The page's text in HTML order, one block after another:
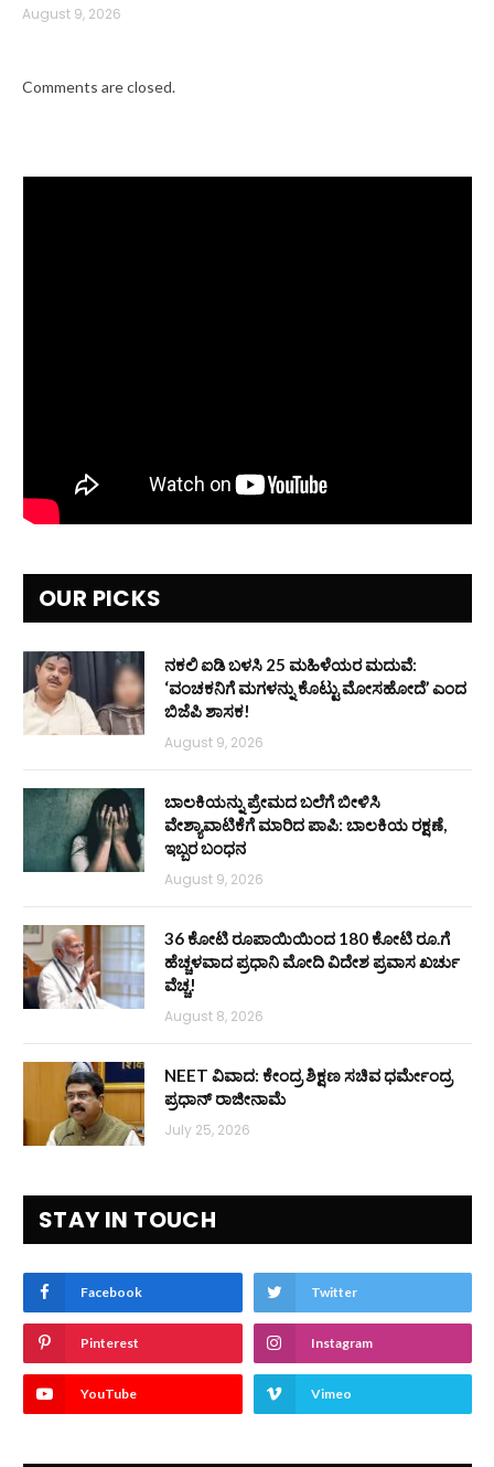
August 9, 2026
Comments are closed.
OUR PICKS
ನಕಲಿ ಐಡಿ ಬಳಸಿ 25 ಮಹಿಳೆಯರ ಮದುವೆ:
‘ವಂಚಕನಿಗೆ ಮಗಳನ್ನು ಕೊಟ್ಟು ಮೋಸಹೋದೆ’ ಎಂದ
ಬಿಜೆಪಿ ಶಾಸಕ!
August 9, 2026
ಬಾಲಕಿಯನ್ನು ಪ್ರೇಮದ ಬಲೆಗೆ ಬೀಳಿಸಿ
ವೇಶ್ಯಾವಾಟಿಕೆಗೆ ಮಾರಿದ ಪಾಪಿ: ಬಾಲಕಿಯ ರಕ್ಷಣೆ,
ಇಬ್ಬರ ಬಂಧನ
August 9, 2026
36 ಕೋಟಿ ರೂಪಾಯಿಯಿಂದ 180 ಕೋಟಿ ರೂ.ಗೆ
ಹೆಚ್ಚಳವಾದ ಪ್ರಧಾನಿ ಮೋದಿ ವಿದೇಶ ಪ್ರವಾಸ ಖರ್ಚು
ವೆಚ್ಚ!
August 8, 2026
NEET ವಿವಾದ: ಕೇಂದ್ರ ಶಿಕ್ಷಣ ಸಚಿವ ಧರ್ಮೇಂದ್ರ
ಪ್ರಧಾನ್ ರಾಜೀನಾಮೆ
July 25, 2026
STAY IN TOUCH
Facebook Twitter
Pinterest Instagram
YouTube Vimeo